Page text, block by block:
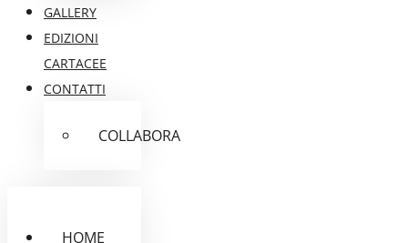
GALLERY
EDIZIONI
CARTACEE
CONTATTI
COLLABORA
HOME